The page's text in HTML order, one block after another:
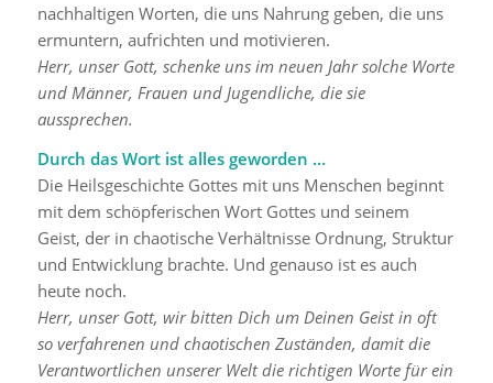
nachhaltigen Worten, die uns Nahrung geben, die uns
ermuntern, aufrichten und motivieren.
Herr, unser Gott, schenke uns im neuen Jahr solche Worte
und Männer, Frauen und Jugendliche, die sie
aussprechen.
Durch das Wort ist alles geworden …
Die Heilsgeschichte Gottes mit uns Menschen beginnt
mit dem schöpferischen Wort Gottes und seinem
Geist, der in chaotische Verhältnisse Ordnung, Struktur
und Entwicklung brachte. Und genauso ist es auch
heute noch.
Herr, unser Gott, wir bitten Dich um Deinen Geist in oft
so verfahrenen und chaotischen Zuständen, damit die
Verantwortlichen unserer Welt die richtigen Worte für ein